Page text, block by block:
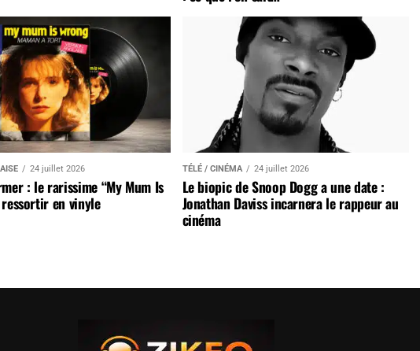
24 juillet 2026
: le rarissime “My Mum Is
ressortir en vinyle
TÉLÉ / CINÉMA 24 juillet 2026
Le biopic de Snoop Dogg a une date :
Jonathan Daviss incarnera le rappeur au
cinéma